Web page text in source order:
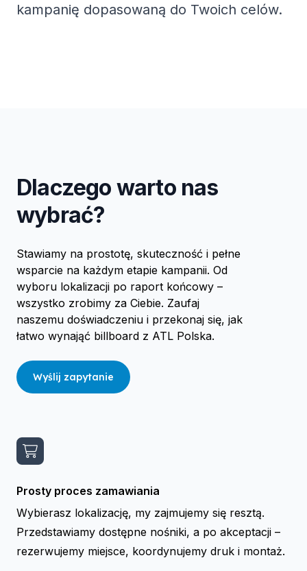
kampanię dopasowaną do Twoich celów.
Dlaczego warto nas
wybrać?
Stawiamy na prostotę, skuteczność i pełne
wsparcie na każdym etapie kampanii. Od
wyboru lokalizacji po raport końcowy –
wszystko zrobimy za Ciebie. Zaufaj
naszemu doświadczeniu i przekonaj się, jak
łatwo wynająć billboard z ATL Polska.
Wyślij zapytanie
Prosty proces zamawiania
Wybierasz lokalizację, my zajmujemy się resztą.
Przedstawiamy dostępne nośniki, a po akceptacji –
rezerwujemy miejsce, koordynujemy druk i montaż.